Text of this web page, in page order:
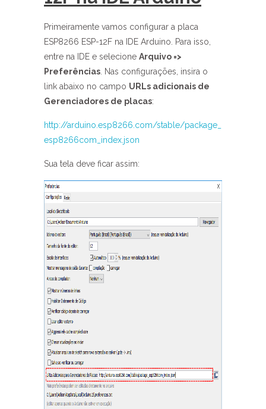
Primeiramente vamos configurar a placa
ESP8266 ESP-12F na IDE Arduino. Para isso,
entre na IDE e selecione Arquivo =>
Preferências. Nas configurações, insira o
link abaixo no campo URLs adicionais de
Gerenciadores de placas:
http://arduino.esp8266.com/stable/package_
esp8266com_index.json
Sua tela deve ficar assim: